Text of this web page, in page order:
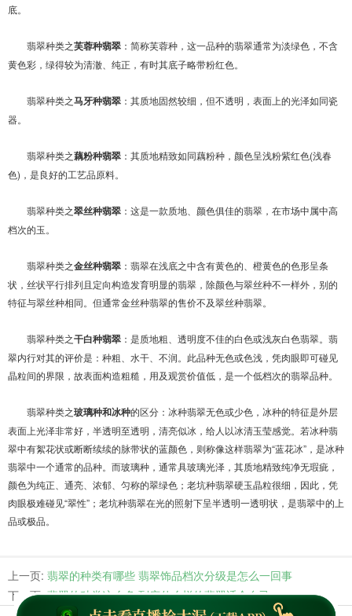
底。
翡翠种类之芙蓉种翡翠 ：简称芙蓉种，这一品种的翡翠通常为淡绿色，不含
黄色彩，绿得较为清澈、纯正，有时其底子略带粉红色。
翡翠种类之马牙种翡翠 ：其质地固然较细，但不透明，表面上的光泽如同瓷
器。
翡翠种类之藕粉种翡翠 ：其质地精致如同藕粉种，颜色呈浅粉紫红色(浅春
色)，是良好的工艺品原料。
翡翠种类之翠丝种翡翠 ：这是一款质地、颜色俱佳的翡翠，在市场中属中高
档次的玉。
翡翠种类之金丝种翡翠 ：翡翠在浅底之中含有黄色的、橙黄色的色形呈条
状，丝状平行排列且定向构造发育明显的翡翠，除颜色与翠丝种不一样外，别的
特征与翠丝种相同。但通常金丝种翡翠的售价不及翠丝种翡翠。
翡翠种类之干白种翡翠 ：是质地粗、透明度不佳的白色或浅灰白色翡翠。翡
翠内行对其的评价是：种粗、水干、不润。此品种无色或色浅，凭肉眼即可碰见
晶粒间的界限，故表面构造粗糙，用及观赏价值低，是一个低档次的翡翠品种。
翡翠种类之玻璃种和冰种的区分：冰种翡翠无色或少色，冰种的特征是外层
表面上光泽非常好，半透明至透明，清亮似冰，给人以冰清玉莹感觉。若冰种翡
翠中有絮花状或断断续续的脉带状的蓝颜色，则称像这样翡翠为“蓝花冰”，是冰种
翡翠中一个通常的品种。而玻璃种，通常具玻璃光泽，其质地精致纯净无瑕疵，
颜色为纯正、通亮、浓郁、匀称的翠绿色；老坑种翡翠硬玉晶粒很细，因此，凭
肉眼极难碰见“翠性”；老坑种翡翠在光的照射下呈半透明一透明状，是翡翠中的上
品或极品。
上一页: 翡翠的种类有哪些 翡翠饰品档次分级是怎么一回事
下一页:翡翠的种类这么多 到底什么样的翡翠适合自己